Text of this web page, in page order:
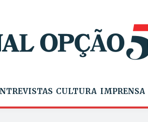
CULTURA IMPRENSA